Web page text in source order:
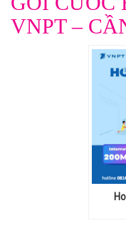
VNPT –